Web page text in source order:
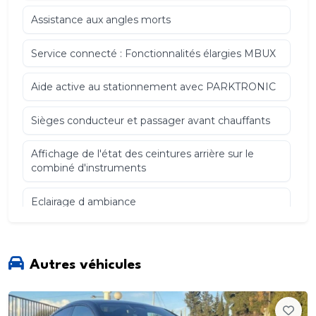
Assistance aux angles morts
Service connecté : Fonctionnalités élargies MBUX
Aide active au stationnement avec PARKTRONIC
Sièges conducteur et passager avant chauffants
Affichage de l'état des ceintures arrière sur le
combiné d'instruments
Eclairage d ambiance
fonction Mémoires
Autres véhicules